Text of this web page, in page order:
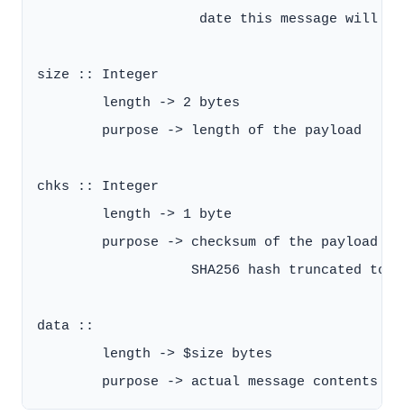
date this message will
size :: Integer
        length -> 2 bytes
        purpose -> length of the payload
chks :: Integer
        length -> 1 byte
        purpose -> checksum of the payload
SHA256 hash truncated to
data ::
        length -> $size bytes